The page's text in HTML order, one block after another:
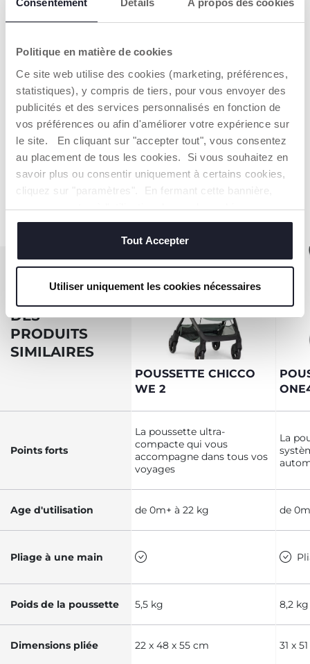
Consentement Détails À propos des cookies
Politique en matière de cookies
Ce site web utilise des cookies (marketing, préférences,
statistiques), y compris de tiers, pour vous envoyer des
publicités et des services personnalisés en fonction de
vos préférences ou afin d'améliorer votre expérience sur
le site. En cliquant sur "accepter tout", vous consentez
au placement de tous les cookies. Si vous souhaitez en
savoir plus ou consentir uniquement à certains cookies,
cliquez sur "paramètres". En fermant cette bannière,
vous consentez à l'utilisation des seuls cookies
techniques, qui sont essentiels au service demandé.
Tout Accepter
Utiliser uniquement les cookies nécessaires
PLIAGE FACILE
Chicco WE 2 se plie
facilement d'une seule
main. Une fois plié, il
peut être facilement
transporté grâce à sa
poignée intégrée.
CONFORT ET
PROTECTION
Le dossier
et les inserts latéraux
assurent à bébé un
confort incroyable. Le
canopy est extensible
avec indice UV50+ et
traitement déperlant.
EN SAVOIR PLUS
DES
PRODUITS
SIMILAIRES
POUSSETTE CHICCO
WE 2
Points forts
La poussette ultra-
compacte qui vous
accompagne dans tous vos
voyages
La
Age d'utilisation de 0m+ à 22 kg de
Pliage à une main
Poids de la poussette 5,5 kg 8,2 kg
Dimensions pliée 22 x 48 x 55 cm 31 x